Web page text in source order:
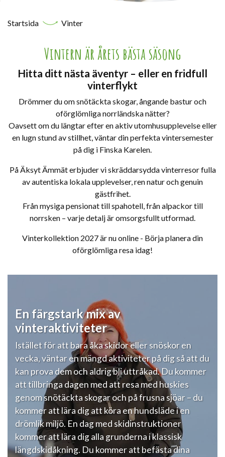
Startsida Vinter
Vintern är årets bästa säsong
Hitta ditt nästa äventyr – eller en fridfull
vinterflykt
Drömmer du om snötäckta skogar, ångande bastur och
oförglömliga norrländska nätter?
Oavsett om du längtar efter en aktiv utomhusupplevelse eller
en lugn stund av stillhet, väntar din perfekta vintersemester
på dig i Finska Karelen.
På Äksyt Ämmät erbjuder vi skräddarsydda vinterresor fulla
av autentiska lokala upplevelser, ren natur och genuin
gästfrihet.
Från mysiga pensionat till spahotell, från alpackor till
norrsken – varje detalj är omsorgsfullt utformad.
Vinterkollektion 2027 är nu online - Börja planera din
oförglömliga resa idag!
En färgstark mix av
vinteraktiviteter
Istället för att bara åka skidor eller snöskor en
vecka, väntar en mängd aktiviteter på dig så att du
kan prova dem och aldrig bli uttråkad. Du kommer
att tillbringa dagen med att resa med huskies
genom snötäckta skogar och på frusna sjöar – du
kommer att lära dig att köra en hundsläde i en
drömlik miljö. En dag med skidinstruktioner
kommer att lära dig alla grunderna i klassisk
längdskidåkning. Du kommer att befästa dina